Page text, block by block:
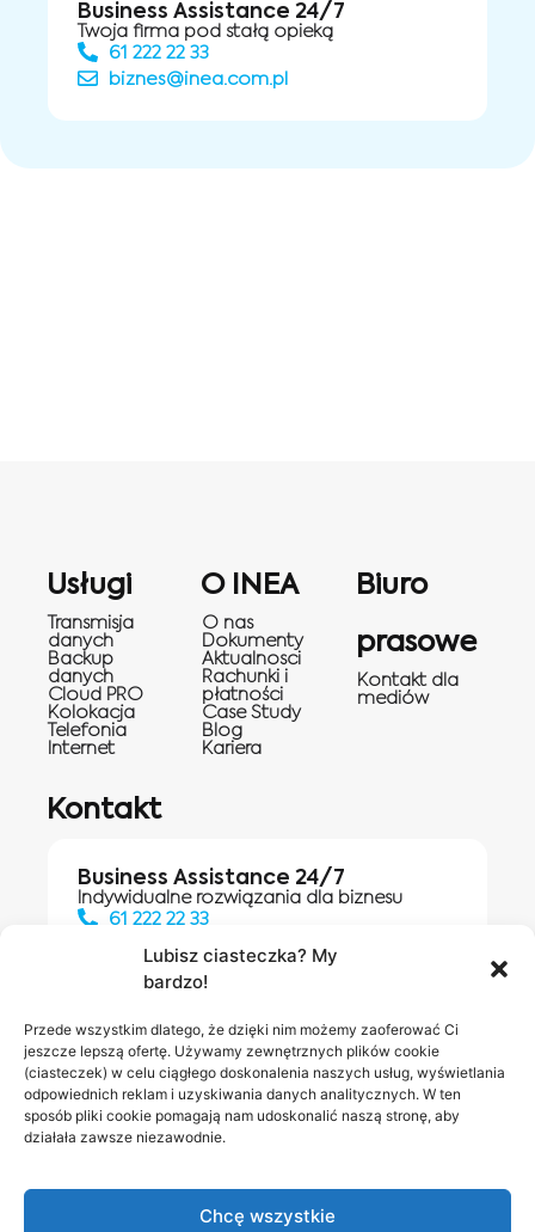
Lubisz ciasteczka? My
bardzo!
Przede wszystkim dlatego, że dzięki nim możemy zaoferować Ci
jeszcze lepszą ofertę. Używamy zewnętrznych plików cookie
(ciasteczek) w celu ciągłego doskonalenia naszych usług, wyświetlania
odpowiednich reklam i uzyskiwania danych analitycznych. W ten
sposób pliki cookie pomagają nam udoskonalić naszą stronę, aby
działała zawsze niezawodnie.
Chcę wszystkie
Business Assistance 24/7
Twoja firma pod stałą opieką
61 222 22 33
biznes@inea.com.pl
Usługi
Transmisja
danych
Backup
danych
Cloud PRO
Kolokacja
Telefonia
Internet
O INEA
O nas
Dokumenty
Aktualnosci
Rachunki i
płatności
Case Study
Blog
Kariera
Biuro
prasowe
Kontakt dla
mediów
Kontakt
Business Assistance 24/7
Indywidualne rozwiązania dla biznesu
61 222 22 33
Salony INEA
Napisz do